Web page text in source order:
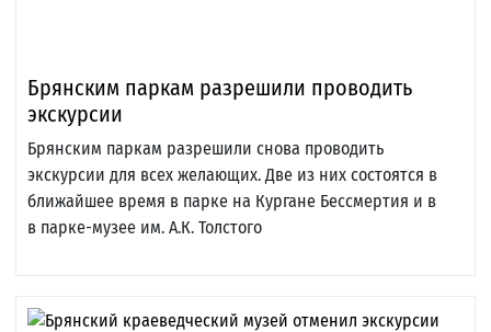
Брянским паркам разрешили проводить
экскурсии
Брянским паркам разрешили снова проводить
экскурсии для всех желающих. Две из них состоятся в
ближайшее время в парке на Кургане Бессмертия и в
в парке-музее им. А.К. Толстого